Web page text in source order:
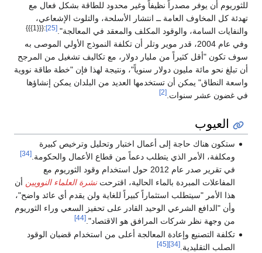
للثوريوم أن يوفر مصدراً نظيفاً وغير محدود للطاقة بشكل فعال مع
تهدئة كل المخاوف العامة ــ انتشار الأسلحة، والتلوث الإشعاعي،
والنفايات السامة، والوقود المكلف والمعقد في المعالجة".[25]
:{{{1}}}
وفي عام 2004، قدر موير وتلر أن تكلفة النموذج الأولي الموصى به
سوف تكون "أقل كثيراً من مليار دولار، مع تكاليف تشغيل من المرجح
أن تبلغ نحو مائة مليون دولار سنوياً"، ونتيجة لهذا فإن "خطة طاقة نووية
واسعة النطاق" يمكن أن تستخدمها العديد من البلدان يمكن إنشاؤها
في غضون عشر سنوات.[2]
العيوب
ستكون هناك حاجة إلى أعمال اختبار وتحليل وترخيص كبيرة
ومكلفة، الأمر الذي يتطلب دعماً من قطاع الأعمال والحكومة.[34]
في تقرير صدر عام 2012 حول استخدام وقود الثوريوم مع
المفاعلات المبردة بالماء الحالية، اقترحتنشرة العلماء النوويين أن
هذا الأمر "سيتطلب استثماراً كبيراً للغاية ولن يقدم أي عائد واضح"،
وأن "الدافع الشرعي الوحيد القادر على تحفيز السعي وراء الثوريوم
من وجهة نظر شركات المرافق هو الاقتصاد".[44]
تكلفة التصنيع وإعادة المعالجة أعلى من استخدام قضبان الوقود
الصلب التقليدية.[34]
[45]